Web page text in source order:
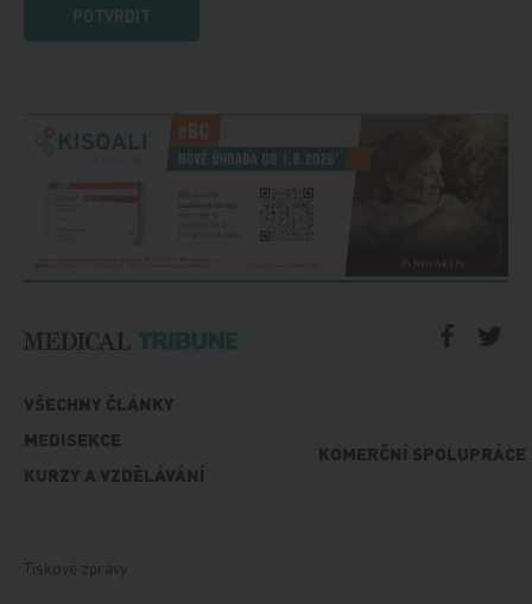
POTVRDIT
VŠECHNY ČLÁNKY
MEDISEKCE
KURZY A VZDĚLÁVÁNÍ
KOMERČNÍ SPOLUPRÁCE
Tiskové zprávy